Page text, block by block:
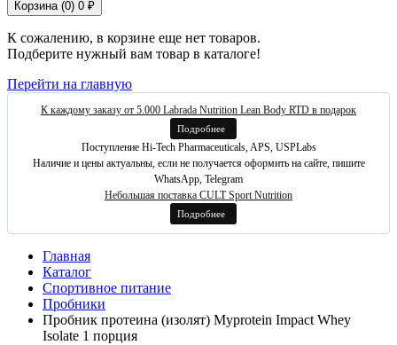
Корзина (0) 0 ₽
К сожалению, в корзине еще нет товаров.
Подберите нужный вам товар в каталоге!
Перейти на главную
К каждому заказу от 5.000 Labrada Nutrition Lean Body RTD в подарок
Подробнее
Поступление Hi-Tech Pharmaceuticals, APS, USPLabs
Наличие и цены актуальны, если не получается оформить на сайте, пишите
WhatsApp, Telegram
Небольшая поставка CULT Sport Nutrition
Подробнее
Главная
Каталог
Спортивное питание
Пробники
Пробник протеина (изолят) Myprotein Impact Whey
Isolate 1 порция